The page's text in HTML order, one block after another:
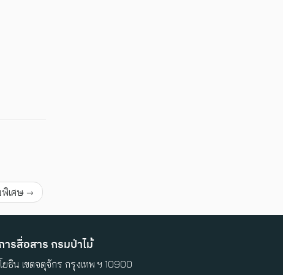
พิเศษ →
รสื่อสาร กรมป่าไม้
น เขตจตุจักร กรุงเทพ ฯ 10900